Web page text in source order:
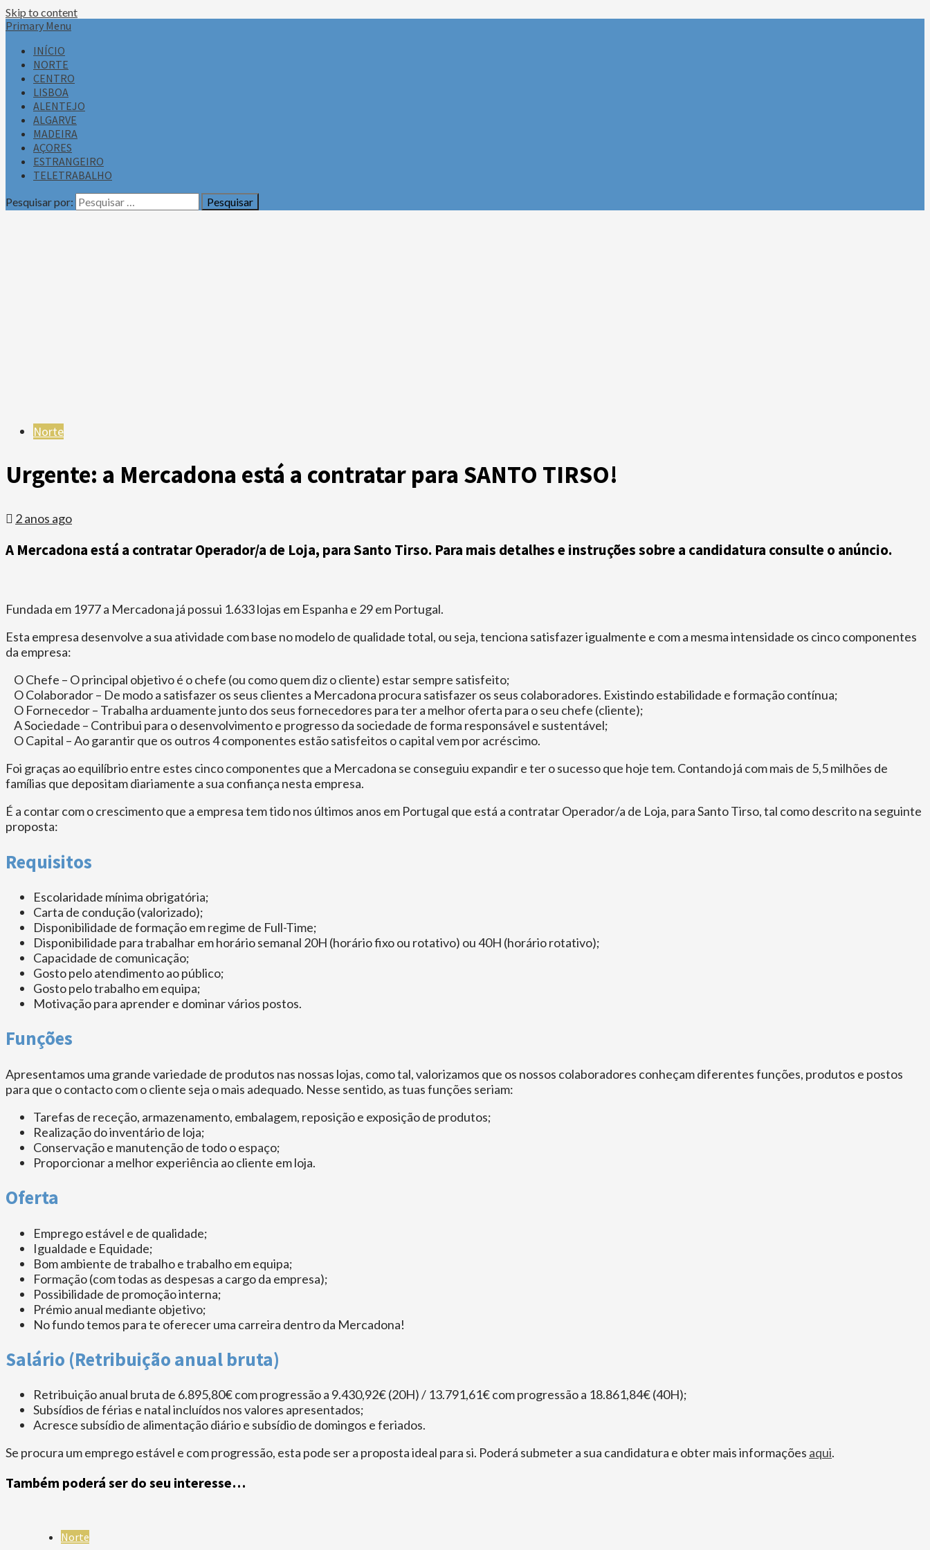
Skip to content
Primary Menu
INÍCIO
NORTE
CENTRO
LISBOA
ALENTEJO
ALGARVE
MADEIRA
AÇORES
ESTRANGEIRO
TELETRABALHO
Pesquisar por:
Norte
Urgente: a Mercadona está a contratar para SANTO TIRSO!
2 anos ago
A Mercadona está a contratar Operador/a de Loja, para Santo Tirso. Para mais detalhes e instruções sobre a candidatura consulte o anúncio.
Fundada em 1977 a Mercadona já possui 1.633 lojas em Espanha e 29 em Portugal.
Esta empresa desenvolve a sua atividade com base no modelo de qualidade total, ou seja, tenciona satisfazer igualmente e com a mesma intensidade os cinco componentes
da empresa:
O Chefe – O principal objetivo é o chefe (ou como quem diz o cliente) estar sempre satisfeito;
O Colaborador – De modo a satisfazer os seus clientes a Mercadona procura satisfazer os seus colaboradores. Existindo estabilidade e formação contínua;
O Fornecedor – Trabalha arduamente junto dos seus fornecedores para ter a melhor oferta para o seu chefe (cliente);
A Sociedade – Contribui para o desenvolvimento e progresso da sociedade de forma responsável e sustentável;
O Capital – Ao garantir que os outros 4 componentes estão satisfeitos o capital vem por acréscimo.
Foi graças ao equilíbrio entre estes cinco componentes que a Mercadona se conseguiu expandir e ter o sucesso que hoje tem. Contando já com mais de 5,5 milhões de
famílias que depositam diariamente a sua confiança nesta empresa.
É a contar com o crescimento que a empresa tem tido nos últimos anos em Portugal que está a contratar Operador/a de Loja, para Santo Tirso, tal como descrito na seguinte
proposta:
Requisitos
Escolaridade mínima obrigatória;
Carta de condução (valorizado);
Disponibilidade de formação em regime de Full-Time;
Disponibilidade para trabalhar em horário semanal 20H (horário fixo ou rotativo) ou 40H (horário rotativo);
Capacidade de comunicação;
Gosto pelo atendimento ao público;
Gosto pelo trabalho em equipa;
Motivação para aprender e dominar vários postos.
Funções
Apresentamos uma grande variedade de produtos nas nossas lojas, como tal, valorizamos que os nossos colaboradores conheçam diferentes funções, produtos e postos
para que o contacto com o cliente seja o mais adequado. Nesse sentido, as tuas funções seriam:
Tarefas de receção, armazenamento, embalagem, reposição e exposição de produtos;
Realização do inventário de loja;
Conservação e manutenção de todo o espaço;
Proporcionar a melhor experiência ao cliente em loja.
Oferta
Emprego estável e de qualidade;
Igualdade e Equidade;
Bom ambiente de trabalho e trabalho em equipa;
Formação (com todas as despesas a cargo da empresa);
Possibilidade de promoção interna;
Prémio anual mediante objetivo;
No fundo temos para te oferecer uma carreira dentro da Mercadona!
Salário (Retribuição anual bruta)
Retribuição anual bruta de 6.895,80€ com progressão a 9.430,92€ (20H) / 13.791,61€ com progressão a 18.861,84€ (40H);
Subsídios de férias e natal incluídos nos valores apresentados;
Acresce subsídio de alimentação diário e subsídio de domingos e feriados.
Se procura um emprego estável e com progressão, esta pode ser a proposta ideal para si. Poderá submeter a sua candidatura e obter mais informações aqui.
Também poderá ser do seu interesse…
Norte